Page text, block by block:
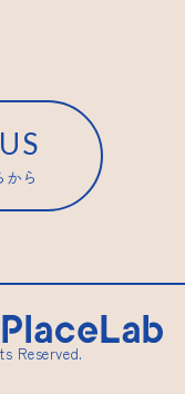
から
Reserved.